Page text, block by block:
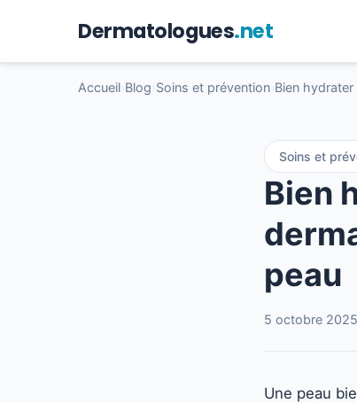
Dermatologues.net
Accueil Blog Soins et prévention Bien
Soins et
Bien
peau
5 octobre 2025
Une peau